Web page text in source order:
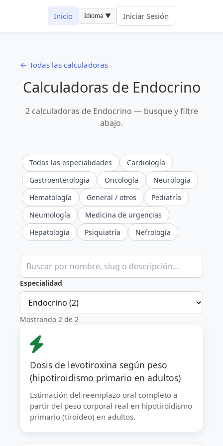
Inicio Idioma ▼ Iniciar Sesión
← Todas las calculadoras
Calculadoras de Endocrino
2 calculadoras de Endocrino — busque y filtre
abajo.
Todas las especialidades
Cardiología
Gastroenterología
Oncología
Neurología
Hematología
General / otros
Pediatría
Neumología
Medicina de urgencias
Hepatología
Psiquiatría Nefrología
Buscar calculadoras clínicas
Especialidad
Mostrando 2 de 2
Dosis de levotiroxina según peso
(hipotiroidismo primario en adultos)
Estimación del reemplazo oral completo a
partir del peso corporal real en hipotiroidismo
primario (tiroideo) en adultos.